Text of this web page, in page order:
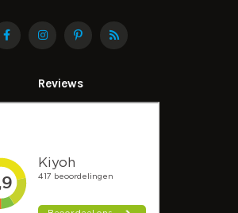
Reviews